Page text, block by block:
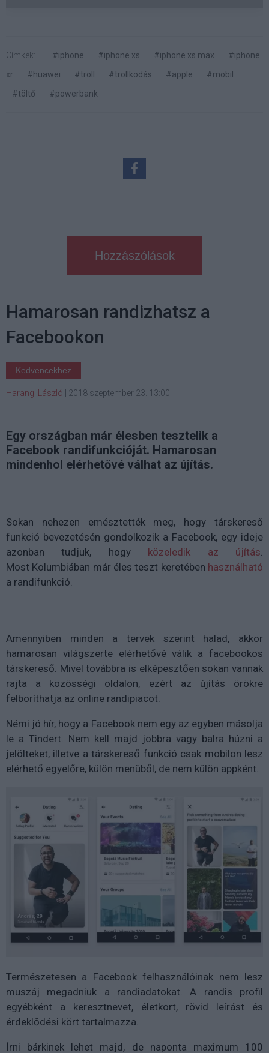
Címkék: #iphone #iphone xs #iphone xs max
#iphone
xr
#huawei #troll #trollkodás #apple
#mobil
#töltő
#powerbank
Hozzászólások
Hamarosan randizhatsz a
Facebookon
Kedvencekhez
Harangi László | 2018 szeptember 23. 13:00
Egy országban már élesben tesztelik a
Facebook randifunkcióját. Hamarosan
mindenhol elérhetővé válhat az újítás.
Sokan nehezen emésztették meg, hogy társkereső
funkció bevezetésén gondolkozik a Facebook, egy ideje
azonban tudjuk, hogy közeledik az újítás
Most Kolumbiában már éles teszt keretében használható
a randifunkció.
Amennyiben minden a tervek szerint halad, akkor
hamarosan világszerte elérhetővé válik a facebookos
társkereső. Mivel továbbra is elképesztően sokan vannak
rajta a közösségi oldalon, ezért az újítás örökre
felboríthatja az online randipiacot.
Némi jó hír, hogy a Facebook nem egy az egyben másolja
le a Tindert. Nem kell majd jobbra vagy balra húzni a
jelölteket, illetve a társkereső funkció csak mobilon lesz
elérhető egyelőre, külön menüből, de nem külön appként.
Természetesen a Facebook felhasználóinak nem lesz
muszáj megadniuk a randiadatokat. A randis profil
egyébként a keresztnevet, életkort, rövid leírást és
érdeklődési kört tartalmazza.
Írni bárkinek lehet majd, de naponta maximum 100